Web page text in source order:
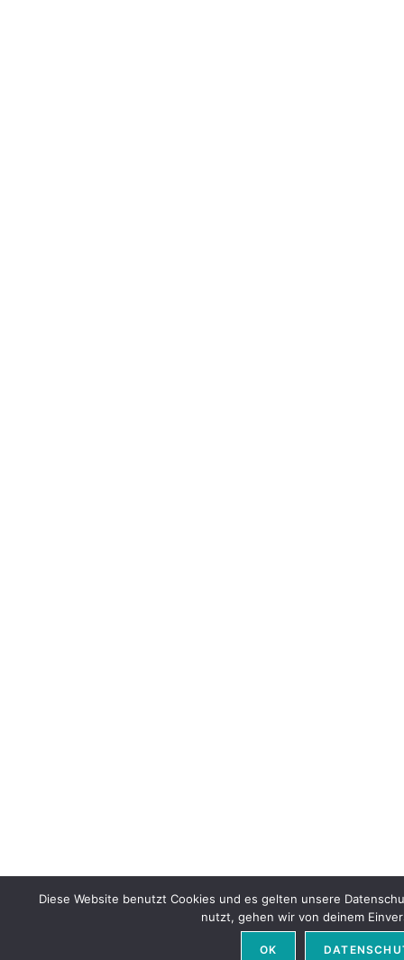
Diese Website benutzt Cookies und es gelten unsere
nutzt, gehen wir von deinem
OK